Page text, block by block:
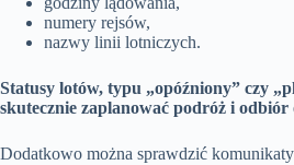
numery rejsów,
nazwy linii lotniczych.
Statusy lotów, typu „opóźniony” czy
skutecznie zaplanować podróż i odbiór
Dodatkowo można sprawdzić